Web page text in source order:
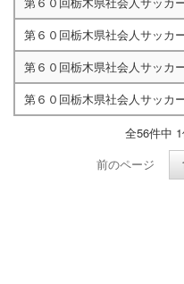
第６０回栃木県社会人サッカ
第６０回栃木県社会人サッカ
第６０回栃木県社会人サッカ
全56件中
前のページ